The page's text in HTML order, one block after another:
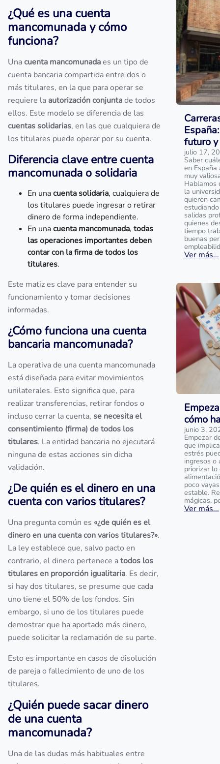
¿Qué es una cuenta
mancomunada y cómo
funciona?
Unacuenta mancomunadaes un tipo de
cuenta bancaria compartida entre dos o
más titulares, en la que para operar se
requiere la autorización conjuntade todos
ellos. Este modelo se diferencia de las
cuentas solidarias, en las que cualquiera de
los titulares puede operar por su cuenta.
Diferencia clave entre cuenta
mancomunada o solidaria
En unacuenta solidaria, cualquiera de
los titulares puede ingresar o retirar
dinero de forma independiente.
En unacuenta mancomunada, todas
las operaciones importantes deben
contar con la firma de todos los
titulares.
Este matiz es clave para entender su
funcionamiento y tomar decisiones
informadas.
¿Cómo funciona una cuenta
bancaria mancomunada?
La operativa de una cuenta mancomunada
está diseñada para evitar movimientos
unilaterales. Esto significa que, para
realizar transferencias, retirar fondos o
incluso cerrar la cuenta, se necesita el
consentimiento (firma) de todos los
titulares. La entidad bancaria no ejecutará
ninguna de estas acciones sin dicha
validación.
¿De quién es el dinero en una
cuenta con varios titulares?
Una pregunta común es «¿de quién es el
dinero en una cuenta con varios titulares?».
La ley establece que, salvo pacto en
contrario, el dinero pertenece atodos los
titulares en proporción igualitaria. Es decir,
si hay dos titulares, se presume que cada
uno tiene el 50% de los fondos. Sin
embargo, si uno de los titulares puede
demostrar que ha aportado más dinero,
puede solicitar la reclamación de su parte.
Esto es importante en casos de disolución
de pareja o fallecimiento de uno de los
titulares.
¿Quién puede sacar dinero
de una cuenta
mancomunada?
Una de las dudas más habituales entre
futuro
julio 17,
Saber
en
muy
Hablamos
la
quieren
salidas
quienes
tiempo
buenas
Ver más...
cómo
junio 3,
Empezar
que
estrés
ingresos o
priorizar lo
poco
estable.
mágicas,
Ver más...